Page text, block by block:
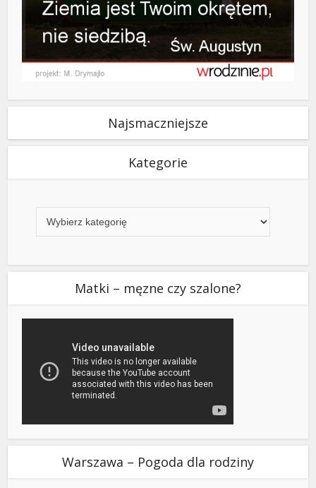
Najsmaczniejsze
Kategorie
Matki – męzne czy szalone?
Warszawa – Pogoda dla rodziny